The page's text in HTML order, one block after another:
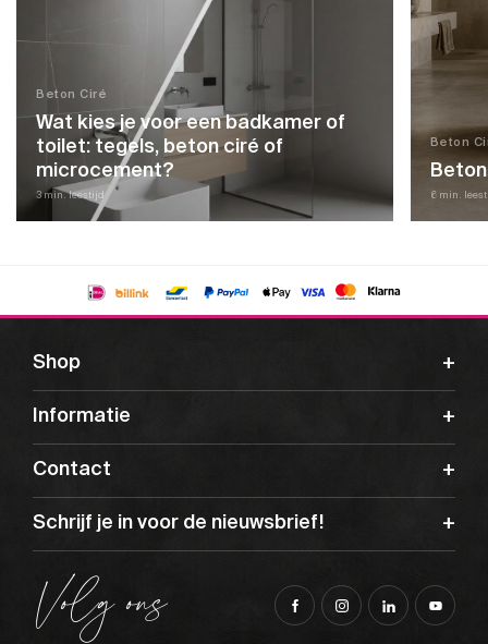
Beton Ciré
Wat kies je voor een badkamer of
toilet: tegels, beton ciré of
microcement?
3 min. leestijd
Beton
6 min.
Shop
Informatie
Contact
Schrijf je in voor de nieuwsbrief!
Volg ons